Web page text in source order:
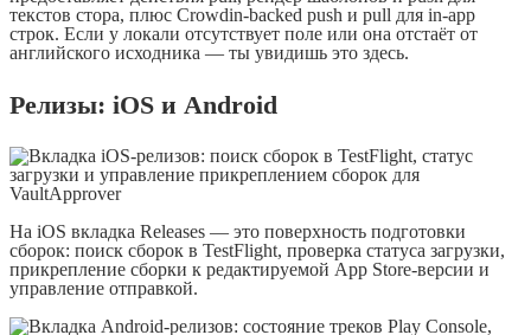
текстов стора, плюс Crowdin-backed push и pull для in-app
строк. Если у локали отсутствует поле или она отстаёт от
английского исходника — ты увидишь это здесь.
Релизы: iOS и Android
На iOS вкладка Releases — это поверхность подготовки
сборок: поиск сборок в TestFlight, проверка статуса загрузки,
прикрепление сборки к редактируемой App Store-версии и
управление отправкой.